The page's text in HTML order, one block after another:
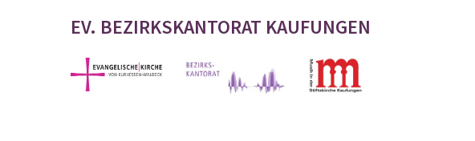
EV. BEZIRKSKANTORAT KAUFUNGEN